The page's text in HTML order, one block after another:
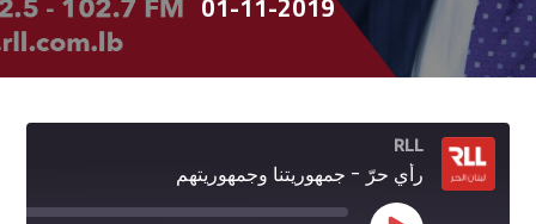
RLL
رأي حرّ - جمهوريتنا وجمهوريتهم